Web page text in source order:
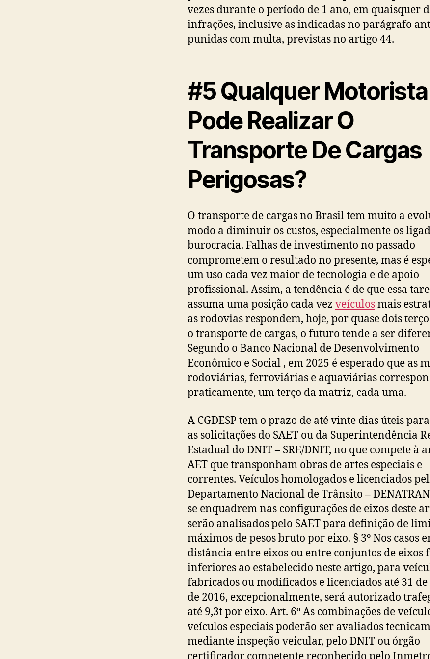
vezes durante o período de 1 ano, em quaisquer
infrações, inclusive as indicadas no parágrafo
punidas com multa, previstas no artigo 44.
#5 Qualquer Motorista
Pode Realizar O
Transporte De Cargas
Perigosas?
O transporte de cargas no Brasil tem muito a
modo a diminuir os custos, especialmente os
burocracia. Falhas de investimento no passado
comprometem o resultado no presente, mas é
um uso cada vez maior de tecnologia e de apoio
profissional. Assim, a tendência é de que essa
assuma uma posição cada vez veículosmais
as rodovias respondem, hoje, por quase dois
o transporte de cargas, o futuro tende a ser
Segundo o Banco Nacional de Desenvolvimento
Econômico e Social , em 2025 é esperado que as
rodoviárias, ferroviárias e aquaviárias
praticamente, um terço da matriz, cada uma.
A CGDESP tem o prazo de até vinte dias úteis
as solicitações do SAET ou da Superintendência
Estadual do DNIT – SRE/DNIT, no que compete à
AET que transponham obras de artes especiais e
correntes. Veículos homologados e licenciados
Departamento Nacional de Trânsito –
se enquadrem nas configurações de eixos deste
serão analisados pelo SAET para definição de
máximos de pesos bruto por eixo. § 3º Nos casos
distância entre eixos ou entre conjuntos de eixos
inferiores ao estabelecido neste artigo, para
fabricados ou modificados e licenciados até 31
de 2016, excepcionalmente, será autorizado
até 9,3t por eixo. Art. 6º As combinações de
veículos especiais poderão ser avaliados
mediante inspeção veicular, pelo DNIT ou órgão
certificador competente reconhecido pelo